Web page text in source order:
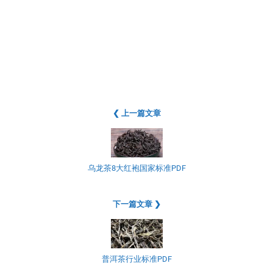
❮ 上一篇文章
乌龙茶8大红袍国家标准PDF
下一篇文章 ❯
普洱茶行业标准PDF